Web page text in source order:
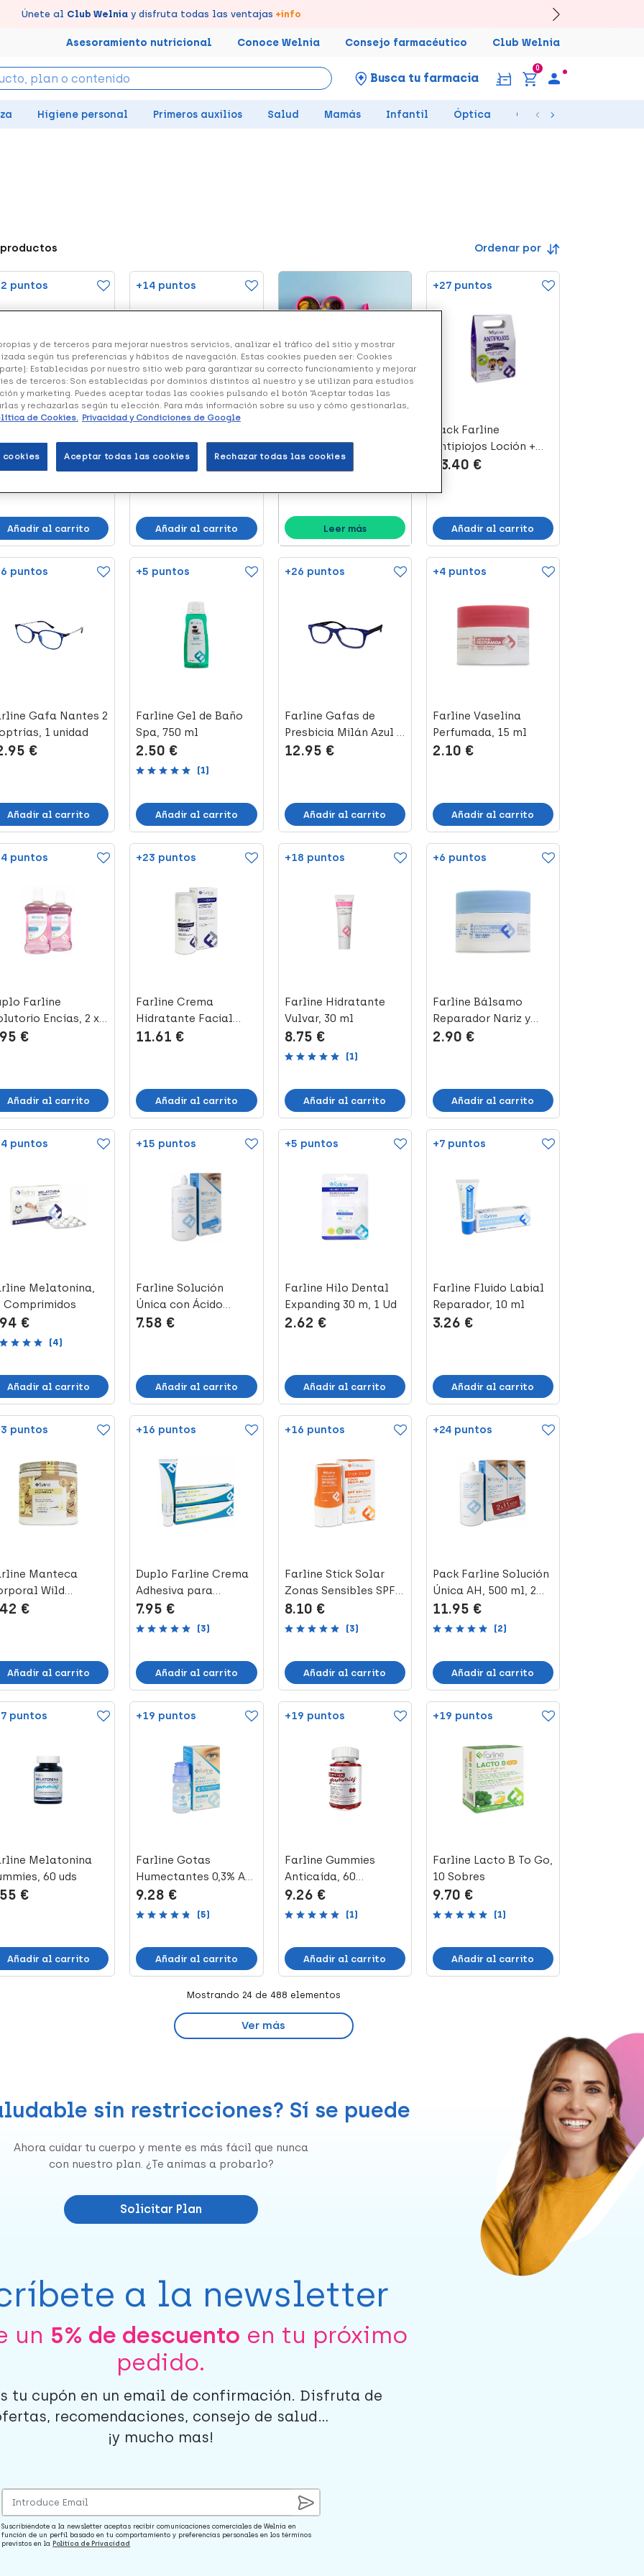
Disfruta de la entregarápida y gratuita en farmacia
Únete al Club Welniay disfruta todas las ventajas +info
un7% de descuentocreando tu cuentaaquí
puntos en tu Farmacia de Confianza, acumúlalos online.
Asesoramiento nutricional Conoce Welnia Consejo farmacéutico Club Welnia
Busca tu farmacia
0
Higiene personal Primeros auxilios Salud Mamás Infantil Óptica Ortopedia
productos Ordenar por
puntos
con
Hialurónico,...
€
Añadir al carrito
+14 puntos
Desodorante Spray
Sensible, 2 Uds
6.95 €
Añadir al carrito
DIETÉTICA | NUTRICIÓN
Plan de Nutrición
Recibe asesoramiento
nutricional gratuito.
Leer más
+27 puntos
Pack Farline
Antipiojos Loción +
Champú, 100 + 1...
13.40 €
Añadir al carrito
puntos
Gafa Nantes 2
1 unidad
€
Añadir al carrito
+5 puntos
Farline Gel de Baño
Spa, 750 ml
2.50 €
(1)
Añadir al carrito
+26 puntos
Farline Gafas de
Presbicia Milán Azul 2,
1 Ud
12.95 €
Añadir al carrito
+4 puntos
Farline Vaselina
Perfumada, 15 ml
2.10 €
Añadir al carrito
puntos
Farline
Encías, 2 x
ml€
Añadir al carrito
+23 puntos
Farline Crema
Hidratante Facial
para Hombre, 50 ...
11.61 €
Añadir al carrito
+18 puntos
Farline Hidratante
Vulvar, 30 ml
8.75 €
(1)
Añadir al carrito
+6 puntos
Farline Bálsamo
Reparador Nariz y
Labios, 15 ml
2.90 €
Añadir al carrito
puntos
Melatonina,
Comprimidos
€
(4)
Añadir al carrito
+15 puntos
Farline Solución
Única con Ácido
Hialurónico, 50...
7.58 €
Añadir al carrito
+5 puntos
Farline Hilo Dental
Expanding 30 m, 1 Ud
2.62 €
Añadir al carrito
+7 puntos
Farline Fluido Labial
Reparador, 10 ml
3.26 €
Añadir al carrito
puntos
Manteca
Wild
250 ml
€
Añadir al carrito
+16 puntos
Duplo Farline Crema
Adhesiva para
Dentaduras Pos...
7.95 €
(3)
Añadir al carrito
+16 puntos
Farline Stick Solar
Zonas Sensibles SPF
50+, 9 m...
8.10 €
(3)
Añadir al carrito
+24 puntos
Pack Farline Solución
Única AH, 500 ml, 2
Uds
11.95 €
(2)
Añadir al carrito
puntos
Melatonina
60 uds
€
Añadir al carrito
+19 puntos
Farline Gotas
Humectantes 0,3% AH
APTAR, 10 ml
9.28 €
(5)
Añadir al carrito
+19 puntos
Farline Gummies
Anticaída, 60
Unidades
9.26 €
(1)
Añadir al carrito
+19 puntos
Farline Lacto B To Go,
10 Sobres
9.70 €
(1)
Añadir al carrito
Mostrando 24de 488 elementos
Ver más
sin restricciones? Sí se puede
Ahora cuidar tu cuerpo y mente es más fácil que nunca
con nuestro plan. ¿Te animas a probarlo?
Solicitar Plan
a la newsletter
un 5% de descuento en tu próximo
pedido.
tu cupón en un email de confirmación. Disfruta de
recomendaciones, consejo de salud...
¡y mucho mas!
Suscribiéndote a la newsletter aceptas recibir comunicaciones comerciales de Welnia en
función de un perfil basado en tu comportamiento y preferencias personales en los términos
previstos en laPolítica de Privacidad
y de terceros para mejorar nuestros servicios, analizar el tráfico del sitio y mostrar
según tus preferencias y hábitos de navegación. Estas cookies pueden ser: Cookies
Establecidas por nuestro sitio web para garantizar su correcto funcionamiento y mejorar
de terceros: Son establecidas por dominios distintos al nuestro y se utilizan para estudios
y marketing. Puedes aceptar todas las cookies pulsando el botón “Aceptar todas las
y rechazarlas según tu elección. Para más información sobre su uso y cómo gestionarlas,
de Cookies. Privacidad y Condiciones de Google
cookies Rechazar todas las cookies
Aceptar todas las cookies